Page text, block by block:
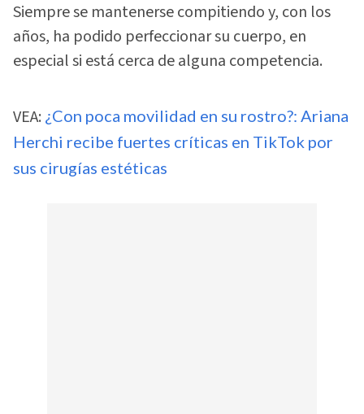
Siempre se mantenerse compitiendo y, con los
años, ha podido perfeccionar su cuerpo, en
especial si está cerca de alguna competencia.
VEA: ¿Con poca movilidad en su rostro?: Ariana
Herchi recibe fuertes críticas en TikTok por
sus cirugías estéticas